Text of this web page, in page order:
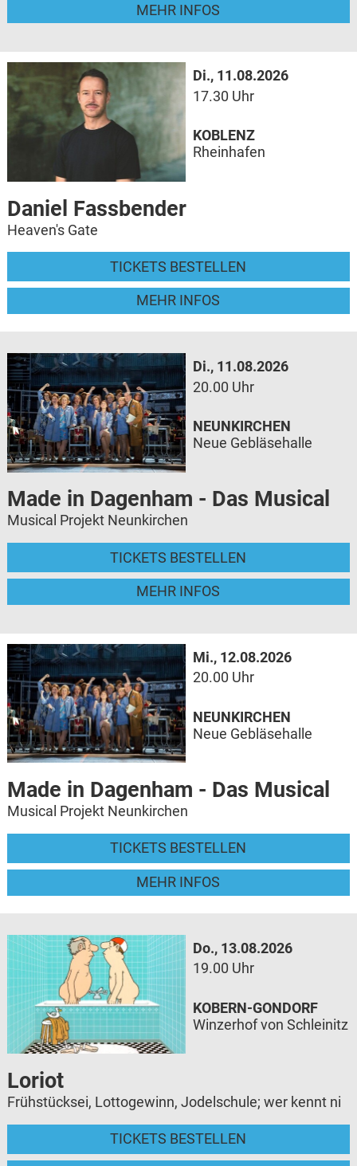
MEHR INFOS
Di., 11.08.2026
17.30 Uhr
Daniel Fassbender
Heaven's Gate
TICKETS BESTELLEN
MEHR INFOS
KOBLENZ
Rheinhafen
Di., 11.08.2026
20.00 Uhr
Made in Dagenham - Das Musical
Musical Projekt Neunkirchen
TICKETS BESTELLEN
MEHR INFOS
NEUNKIRCHEN
Neue Gebläsehalle
Mi., 12.08.2026
20.00 Uhr
Made in Dagenham - Das Musical
Musical Projekt Neunkirchen
TICKETS BESTELLEN
MEHR INFOS
NEUNKIRCHEN
Neue Gebläsehalle
Do., 13.08.2026
19.00 Uhr
Loriot
Frühstücksei, Lottogewinn, Jodelschule; wer kennt ni
TICKETS BESTELLEN
KOBERN-GONDORF
Winzerhof von Schleinitz